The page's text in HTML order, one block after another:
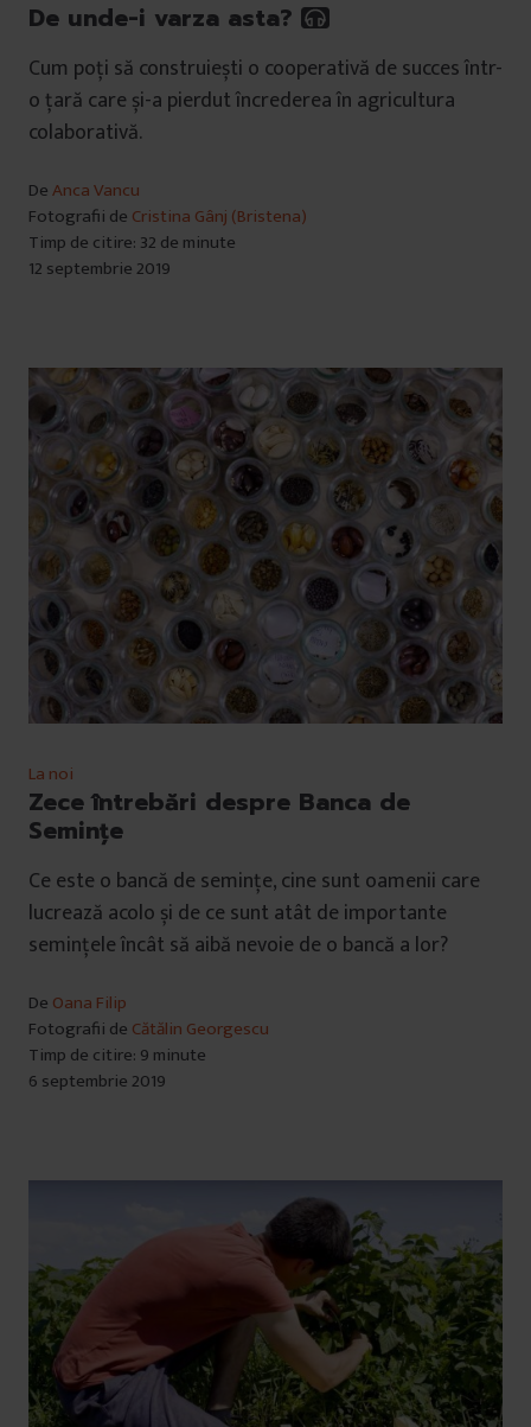
De unde-i varza asta?
Cum poți să construiești o cooperativă de succes într-
o țară care și-a pierdut încrederea în agricultura
colaborativă.
DeAnca Vancu
Fotografii de Cristina Gânj (Bristena)
Timp de citire: 32 de minute
12 septembrie 2019
La noi
Zece întrebări despre Banca de
Semințe
Ce este o bancă de semințe, cine sunt oamenii care
lucrează acolo și de ce sunt atât de importante
semințele încât să aibă nevoie de o bancă a lor?
De Oana Filip
Fotografii de Cătălin Georgescu
Timp de citire: 9 minute
6 septembrie 2019